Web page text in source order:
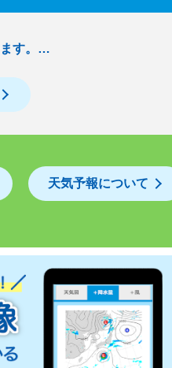
ます。…
天気予報について